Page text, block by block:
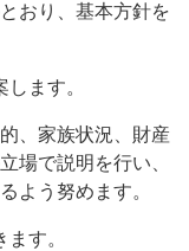
おり、基本方針を
ます。
、家族状況、財産
場で説明を行い、
よう努めます。
す。